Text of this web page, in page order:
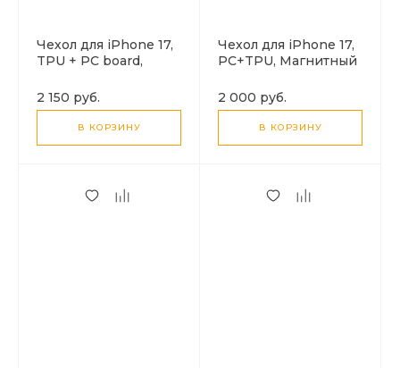
Чехол для iPhone 17,
TPU + PC board,
(MagSafe), с
подставкой, AS1,
HOCO, прозрачный
2 150 руб.
В КОРЗИНУ
Чехол для iPhone 17,
PC+TPU, Магнитный
прозрачный
2 000 руб.
В КОРЗИНУ